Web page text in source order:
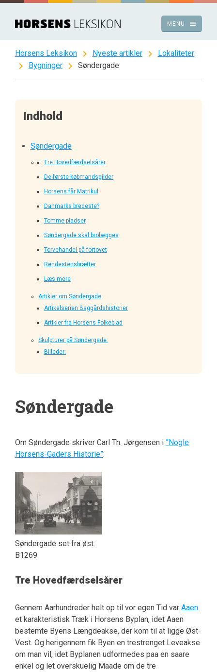
Spring
indhold
menu
MENU
Horsens Leksikon chevron_right Nyeste artikler chevron_right Lokaliteter
chevron_right Bygninger chevron_right Søndergade
Indhold
Søndergade
Tre Hovedfærdselsårer
De første købmandsgilder
Horsens får Matrikul
Danmarks bredeste?
Tomme pladser
Søndergade skal brolægges
Torvehandel på fortovet
Rendestensbrætter
Læs mere
Artikler om Søndergade
Artikelserien Baggårdshistorier
Artikler fra Horsens Folkeblad
Skulpturer på Søndergade:
Billeder:
Søndergade
Om Søndergade skriver Carl Th. Jørgensen i ”Nogle
Horsens-Gaders Historie”:
Søndergade set fra øst.
B1269
Tre Hovedfærdselsårer
Gennem Aarhundreder helt op til vor egen Tid var Aaen
et karakteristisk Træk i Horsens Byplan, idet Aaen
bestemte Byens Længdeakse, der kom til at ligge Øst-
Vest. Og herigennem fik Byen en trestrenget Leveakse
om man vil, idet Byplanen udformedes paa en saare
enkel og let overskuelig Maade om de tre